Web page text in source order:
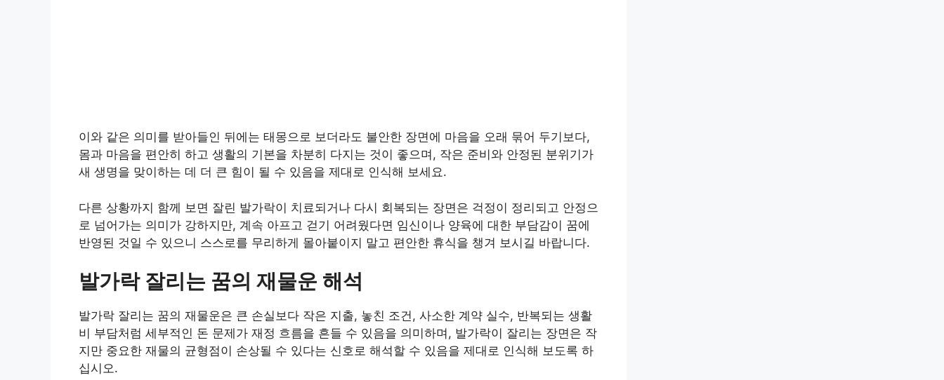
이와 같은 의미를 받아들인 뒤에는 태몽으로 보더라도 불안한 장면에 마음을 오래 묶어 두기보다,
몸과 마음을 편안히 하고 생활의 기본을 차분히 다지는 것이 좋으며, 작은 준비와 안정된 분위기가
새 생명을 맞이하는 데 더 큰 힘이 될 수 있음을 제대로 인식해 보세요.
다른 상황까지 함께 보면 잘린 발가락이 치료되거나 다시 회복되는 장면은 걱정이 정리되고 안정으
로 넘어가는 의미가 강하지만, 계속 아프고 걷기 어려웠다면 임신이나 양육에 대한 부담감이 꿈에
반영된 것일 수 있으니 스스로를 무리하게 몰아붙이지 말고 편안한 휴식을 챙겨 보시길 바랍니다.
발가락 잘리는 꿈의 재물운 해석
발가락 잘리는 꿈의 재물운은 큰 손실보다 작은 지출, 놓친 조건, 사소한 계약 실수, 반복되는 생활
비 부담처럼 세부적인 돈 문제가 재정 흐름을 흔들 수 있음을 의미하며, 발가락이 잘리는 장면은 작
지만 중요한 재물의 균형점이 손상될 수 있다는 신호로 해석할 수 있음을 제대로 인식해 보도록 하
십시오.